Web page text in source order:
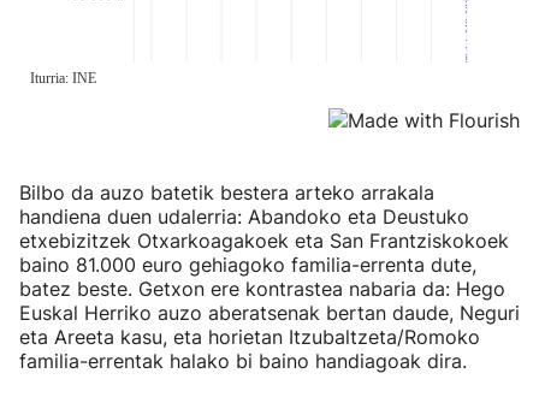
Bilbo da auzo batetik bestera arteko arrakala
handiena duen udalerria: Abandoko eta Deustuko
etxebizitzek Otxarkoagakoek eta San Frantziskokoek
baino 81.000 euro gehiagoko familia-errenta dute,
batez beste. Getxon ere kontrastea nabaria da: Hego
Euskal Herriko auzo aberatsenak bertan daude, Neguri
eta Areeta kasu, eta horietan Itzubaltzeta/Romoko
familia-errentak halako bi baino handiagoak dira.